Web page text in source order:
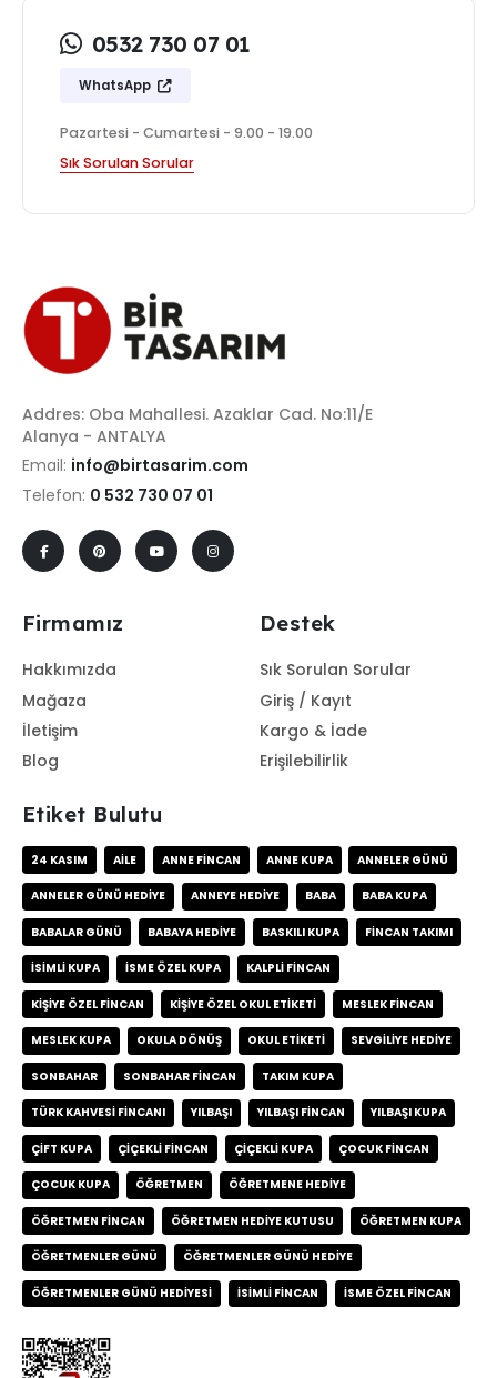
0532 730 07 01
WhatsApp
Pazartesi - Cumartesi - 9.00 - 19.00
Sık Sorulan Sorular
Addres: Oba Mahallesi. Azaklar Cad. No:11/E
Alanya - ANTALYA
Email: info@birtasarim.com
Telefon: 0 532 730 07 01
Firmamız
Hakkımızda
Mağaza
İletişim
Blog
Destek
Sık Sorulan Sorular
Giriş / Kayıt
Kargo & İade
Erişilebilirlik
Etiket Bulutu
24 KASIM AILE ANNE FINCAN ANNE KUPA ANNELER GÜNÜ
ANNELER GÜNÜ HEDIYE ANNEYE HEDIYE BABA BABA KUPA
BABALAR GÜNÜ BABAYA HEDIYE BASKILI KUPA FINCAN TAKIMI
ISIMLI KUPA ISME ÖZEL KUPA KALPLI FINCAN
KIŞIYE ÖZEL FINCAN KIŞIYE ÖZEL OKUL ETIKETI MESLEK FINCAN
MESLEK KUPA OKULA DÖNÜŞ OKUL ETIKETI SEVGILIYE HEDIYE
SONBAHAR SONBAHAR FINCAN TAKIM KUPA
TÜRK KAHVESI FINCANI YILBAŞI YILBAŞI FINCAN YILBAŞI KUPA
ÇIFT KUPA ÇIÇEKLI FINCAN ÇIÇEKLI KUPA ÇOCUK FINCAN
ÇOCUK KUPA ÖĞRETMEN ÖĞRETMENE HEDIYE
ÖĞRETMEN FINCAN ÖĞRETMEN HEDIYE KUTUSU ÖĞRETMEN KUPA
ÖĞRETMENLER GÜNÜ ÖĞRETMENLER GÜNÜ HEDIYE
ÖĞRETMENLER GÜNÜ HEDIYESI İSIMLI FINCAN İSME ÖZEL FINCAN